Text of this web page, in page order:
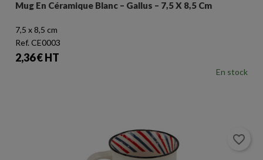
Mug En Céramique Blanc – Gallus – 7,5 X 8,5 Cm
7,5 x 8,5 cm
Ref. CE0003
Prix
2,36 € HT
En stock
favorite_border